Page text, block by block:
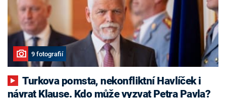
9 fotografií
Turkova pomsta, nekonfliktní Havlíček i
návrat Klause. Kdo může vyzvat Petra Pavla?